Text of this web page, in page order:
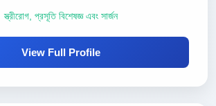
স্ত্রীরোগ, প্রসূতি বিশেষজ্ঞ এবং সার্জন
View Full Profile